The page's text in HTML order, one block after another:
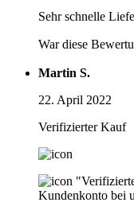
Sehr schnelle
War diese
Martin S.
22. April 2022
Verifizierter Kauf
Kundenkonto bei